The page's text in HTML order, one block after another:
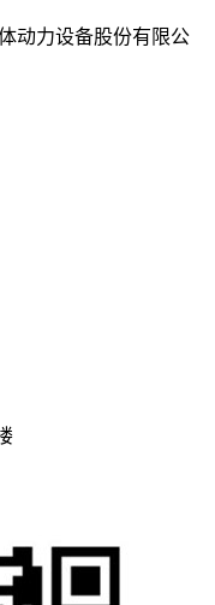
动力设备股份有限公